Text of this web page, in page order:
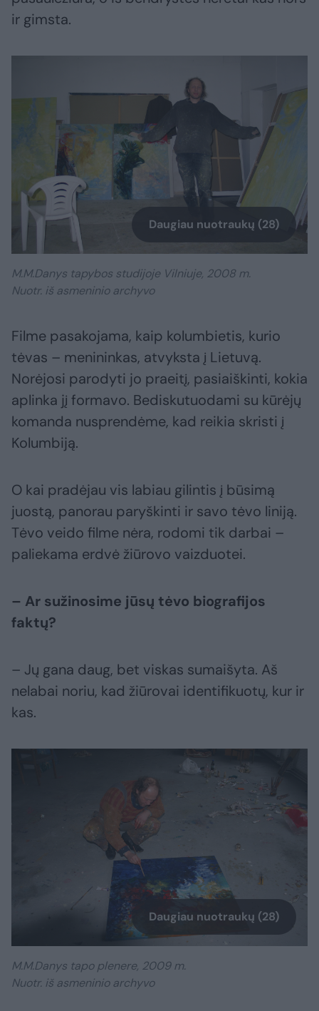
ir gimsta.
Daugiau nuotraukų (28)
M.M.Danys tapybos studijoje Vilniuje, 2008 m.
Nuotr. iš asmeninio archyvo
Filme pasakojama, kaip kolumbietis, kurio
tėvas – menininkas, atvyksta į Lietuvą.
Norėjosi parodyti jo praeitį, pasiaiškinti, kokia
aplinka jį formavo. Bediskutuodami su kūrėjų
komanda nusprendėme, kad reikia skristi į
Kolumbiją.
O kai pradėjau vis labiau gilintis į būsimą
juostą, panorau paryškinti ir savo tėvo liniją.
Tėvo veido filme nėra, rodomi tik darbai –
paliekama erdvė žiūrovo vaizduotei.
– Ar sužinosime jūsų tėvo biografijos
faktų?
– Jų gana daug, bet viskas sumaišyta. Aš
nelabai noriu, kad žiūrovai identifikuotų, kur ir
kas.
Daugiau nuotraukų (28)
M.M.Danys tapo plenere, 2009 m.
Nuotr. iš asmeninio archyvo